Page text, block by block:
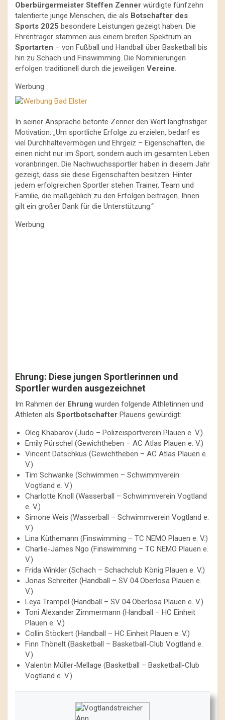
Oberbürgermeister Steffen Zenner würdigte fünfzehn
talentierte junge Menschen, die als Botschafter des
Sports 2025 besondere Leistungen gezeigt haben. Die
Ehrenträger stammen aus einem breiten Spektrum an
Sportarten – von Fußball und Handball über Basketball bis
hin zu Schach und Finswimming. Die Nominierungen
erfolgen traditionell durch die jeweiligen Vereine.
Werbung
In seiner Ansprache betonte Zenner den Wert langfristiger
Motivation: „Um sportliche Erfolge zu erzielen, bedarf es
viel Durchhaltevermögen und Ehrgeiz – Eigenschaften, die
einen nicht nur im Sport, sondern auch im gesamten Leben
voranbringen. Die Nachwuchssportler haben in diesem Jahr
gezeigt, dass sie diese Eigenschaften besitzen. Hinter
jedem erfolgreichen Sportler stehen Trainer, Team und
Familie, die maßgeblich zu den Erfolgen beitragen. Ihnen
gilt ein großer Dank für die Unterstützung.“
Werbung
Ehrung: Diese jungen Sportlerinnen und
Sportler wurden ausgezeichnet
Im Rahmen der Ehrung wurden folgende Athletinnen und
Athleten als Sportbotschafter Plauens gewürdigt:
Oleg Khabarov (Judo – Polizeisportverein Plauen e. V.)
Emily Pürschel (Gewichtheben – AC Atlas Plauen e. V.)
Vincent Datschkus (Gewichtheben – AC Atlas Plauen e.
V.)
Tim Schwanke (Schwimmen – Schwimmverein
Vogtland e. V.)
Charlotte Knoll (Wasserball – Schwimmverein Vogtland
e. V.)
Simone Weis (Wasserball – Schwimmverein Vogtland e.
V.)
Lina Küthemann (Finswimming – TC NEMO Plauen e. V.)
Charlie-James Ngo (Finswimming – TC NEMO Plauen e.
V.)
Frida Winkler (Schach – Schachclub König Plauen e. V.)
Jonas Schreiter (Handball – SV 04 Oberlosa Plauen e.
V.)
Leya Trampel (Handball – SV 04 Oberlosa Plauen e. V.)
Toni Alexander Zimmermann (Handball – HC Einheit
Plauen e. V.)
Collin Stöckert (Handball – HC Einheit Plauen e. V.)
Finn Thönelt (Basketball – Basketball-Club Vogtland e.
V.)
Valentin Müller-Mellage (Basketball – Basketball-Club
Vogtland e. V.)